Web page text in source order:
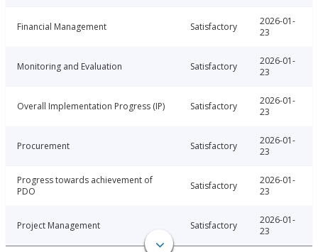
Financial Management Satisfactory
2026-01-
23
Monitoring and Evaluation Satisfactory
2026-01-
23
Overall Implementation Progress (IP) Satisfactory
2026-01-
23
Procurement Satisfactory
2026-01-
23
Progress towards achievement of
PDO
Satisfactory
2026-01-
23
Project Management Satisfactory
2026-01-
23